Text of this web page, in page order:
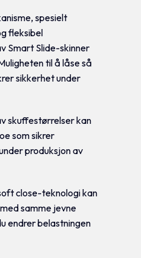
spesielt
fleksibel
Smart Slide-skinner
til å låse så
sikkerhet under
skuffestørrelser kan
som sikrer
produksjon av
close-teknologi kan
samme jevne
endrer belastningen